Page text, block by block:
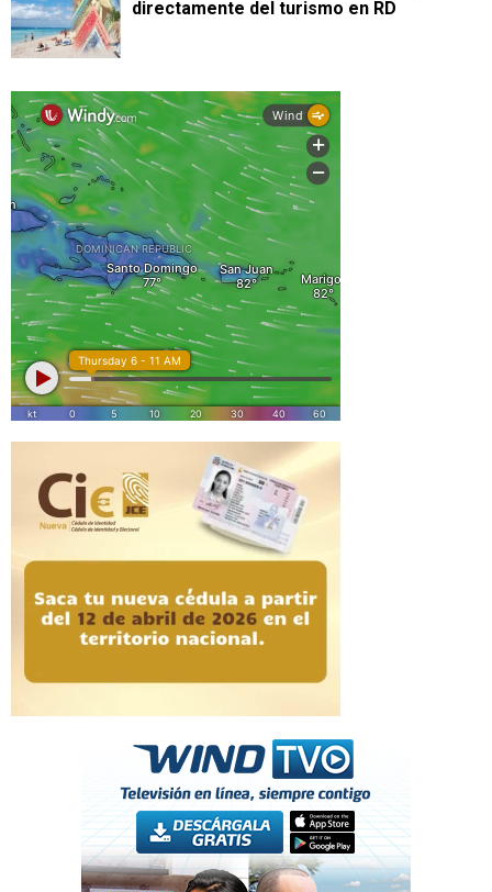
directamente del turismo en RD